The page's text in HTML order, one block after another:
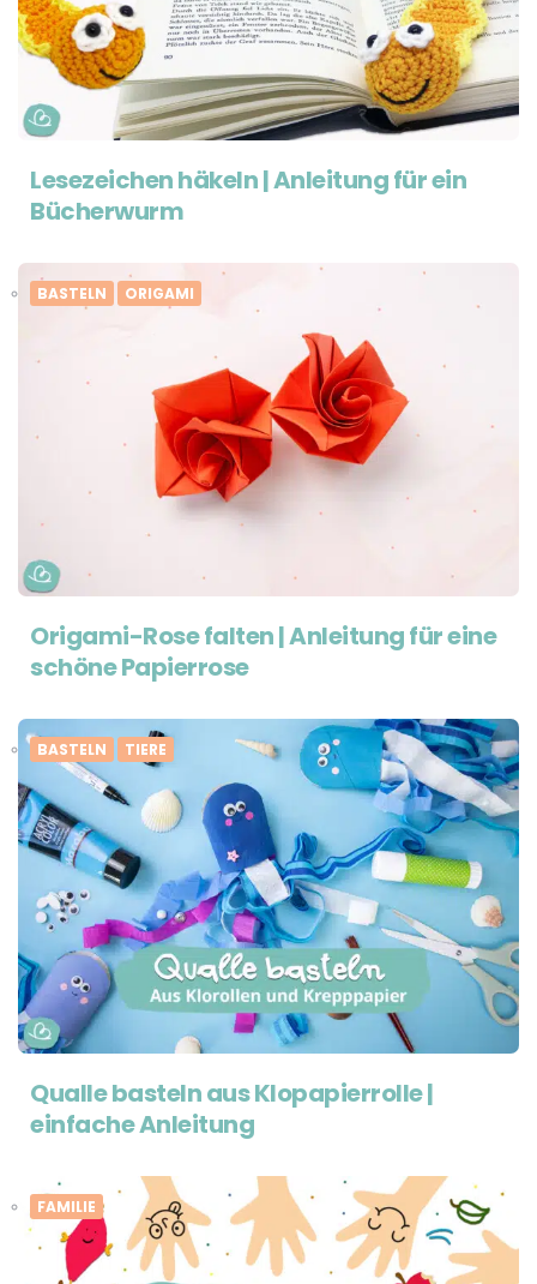
Lesezeichen häkeln | Anleitung für ein
Bücherwurm
BASTELN ORIGAMI
Origami-Rose falten | Anleitung für eine
schöne Papierrose
BASTELN TIERE
Qualle basteln aus Klopapierrolle |
einfache Anleitung
FAMILIE